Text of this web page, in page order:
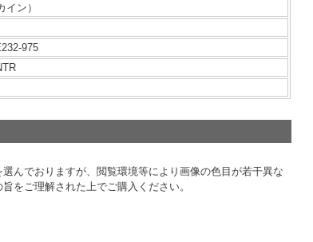
イン）
975
んでおりますが、閲覧環境等により画像の色目が若干異な
をご理解された上でご購入ください。